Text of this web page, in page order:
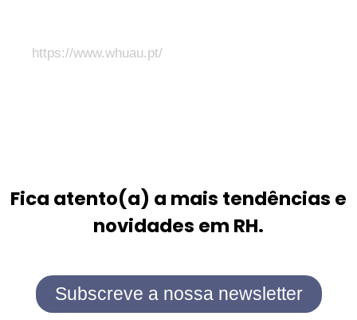
https://www.whuau.pt/
Fica atento(a) a mais tendências e
novidades em RH.
Subscreve a nossa newsletter